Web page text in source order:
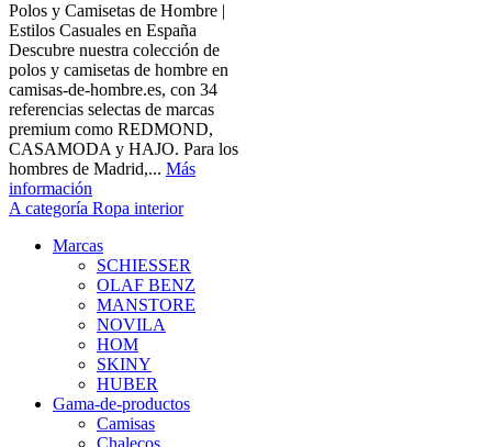
Polos y Camisetas de Hombre |
Estilos Casuales en España
Descubre nuestra colección de
polos y camisetas de hombre en
camisas-de-hombre.es, con 34
referencias selectas de marcas
premium como REDMOND,
CASAMODA y HAJO. Para los
hombres de Madrid,... Más
información
A categoría Ropa interior
Marcas
SCHIESSER
OLAF BENZ
MANSTORE
NOVILA
HOM
SKINY
HUBER
Gama-de-productos
Camisas
Chalecos